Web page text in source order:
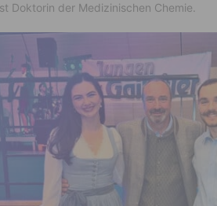
Doktorin der Medizinischen Chemie.